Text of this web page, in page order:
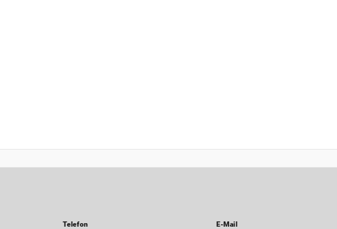
Telefon E-Mail